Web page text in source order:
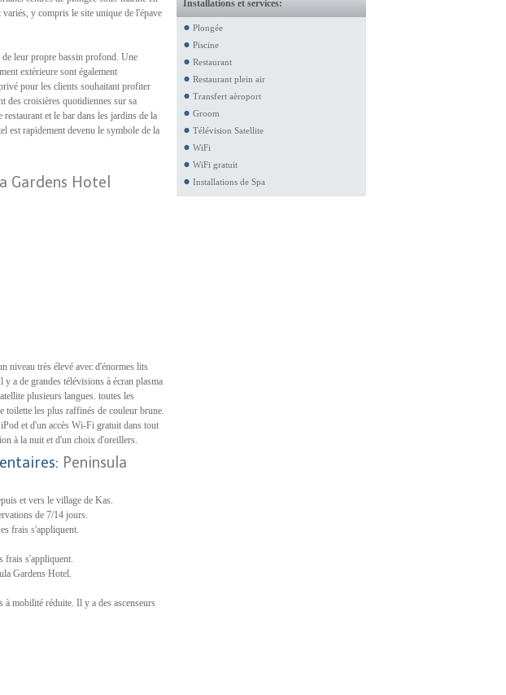
y compris le site unique de l'épave
leur propre bassin profond. Une
extérieure sont également
pour les clients souhaitant profiter
des croisières quotidiennes sur sa
et le bar dans les jardins de la
est rapidement devenu le symbole de la
Gardens Hotel
niveau très élevé avec d'énormes lits
a de grandes télévisions à écran plasma
plusieurs langues. toutes les
toilette les plus raffinés de couleur brune.
et d'un accès Wi-Fi gratuit dans tout
à la nuit et d'un choix d'oreillers.
Peninsula
et vers le village de Kas.
de 7/14 jours.
frais s'appliquent.
frais s'appliquent.
Gardens Hotel.
à mobilité réduite. Il y a des ascenseurs
Installations et services:
Plongée
Piscine
Restaurant
Restaurant plein air
Transfert aèroport
Groom
Télévision Satellite
WiFi
WiFi gratuit
Installations de Spa